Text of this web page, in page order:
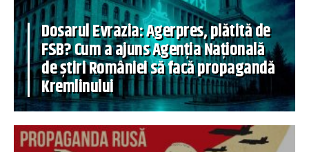
Dosarul Evrazia: Agerpres, plătită de
FSB? Cum a ajuns Agenția Națională
de știri României să facă propagandă
Kremlinului